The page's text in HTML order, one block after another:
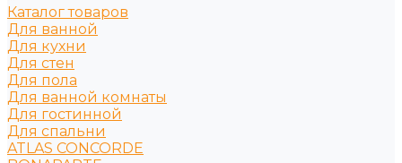
Каталог товаров
Для ванной
Для кухни
Для стен
Для пола
Для ванной комнаты
Для гостинной
Для спальни
ATLAS CONCORDE